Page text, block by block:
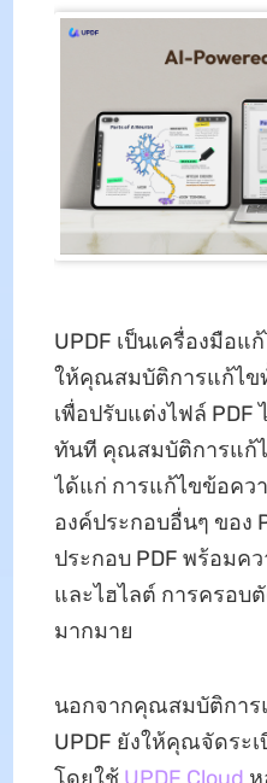
UPDF เป็นเครื่องมือแ
ให้คุณสมบัติการแก้ไข
เพื่อปรับแต่งไฟล์ PDF
ทันที คุณสมบัติการแก้
ได้แก่ การแก้ไขข้อคว
องค์ประกอบอื่นๆ ของ
ประกอบ PDF พร้อมค
และไฮไลต์ การครอบ
มากมาย
นอกจากคุณสมบัติการ
UPDF ยังให้คุณจัดระ